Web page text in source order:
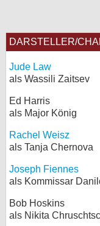
DARSTELLER/
Jude Law
als Wassili Zaitsev
Ed Harris
als Major König
Rachel Weisz
als Tanja Chernova
Joseph Fiennes
als Kommissar
Bob Hoskins
als Nikita